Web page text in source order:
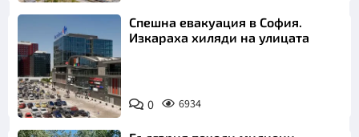
Спешна евакуация в София.
Изкараха хиляди на улицата
0 6934